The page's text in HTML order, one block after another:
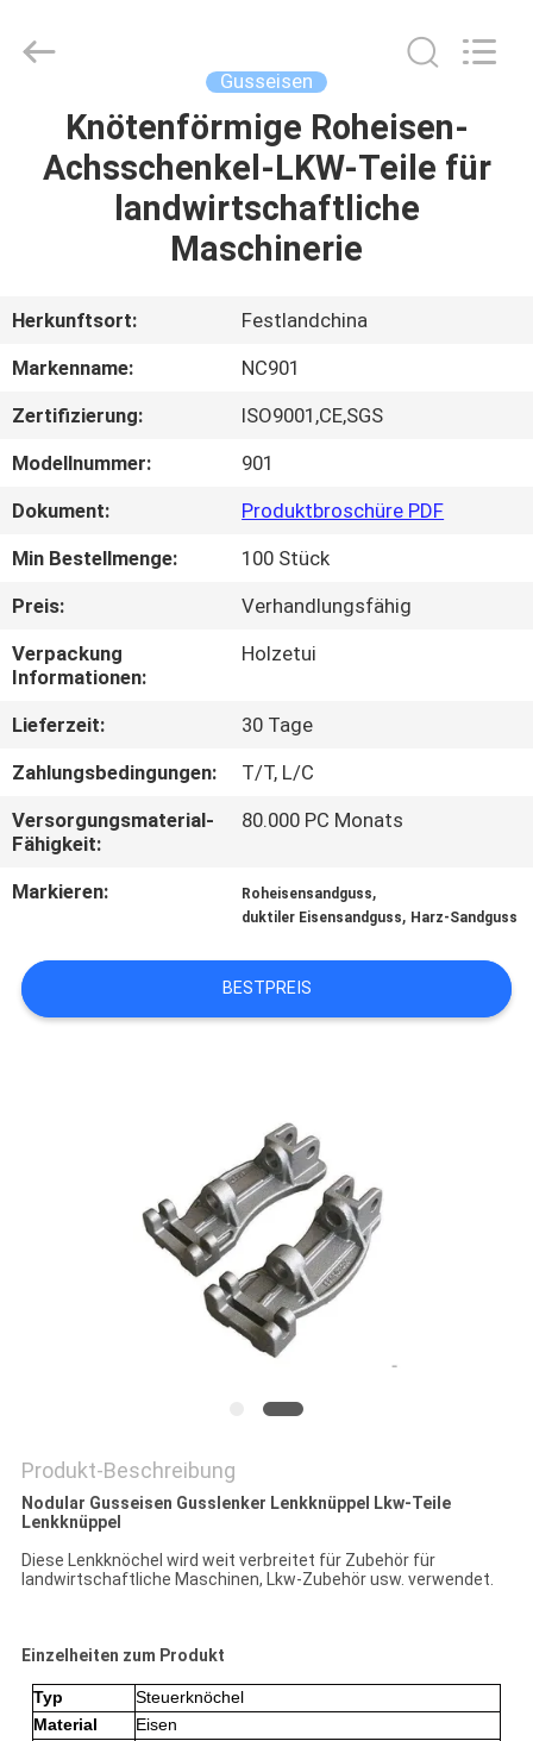
HAUSE
VIDEOS
UNS
WERKSBESICHTIGUNG
QUALITÄTSKONTROLLE
KONTAKT
UNS
NEUIGKEITEN
BITTE UM
ANGEBOT
DATENSCHUTZRICHTLINIE
Foundry
CO.,LTD.
Gusseisen
Knötenförmige Roheisen-
Achsschenkel-LKW-Teile für
landwirtschaftliche
Maschinerie
Herkunftsort:
Festlandchina
Markenname:
NC901
Zertifizierung:
ISO9001,CE,SGS
Modellnummer:
901
Dokument:
Produktbroschüre PDF
Min Bestellmenge:
100 Stück
Preis:
Verhandlungsfähig
Verpackung
Informationen:
Holzetui
Lieferzeit:
30 Tage
Zahlungsbedingungen:
T/T, L/C
Versorgungsmaterial-
Fähigkeit:
80.000 PC Monats
Markieren: Roheisensandguss,
duktiler Eisensandguss, Harz-Sandguss
BESTPREIS
Produkt-Beschreibung
Nodular Gusseisen Gusslenker Lenkknüppel Lkw-Teile
Lenkknüppel
Diese Lenkknöchel wird weit verbreitet für Zubehör für
landwirtschaftliche Maschinen, Lkw-Zubehör usw. verwendet.
Einzelheiten zum Produkt
Typ
Steuerknöchel
Material
Eisen